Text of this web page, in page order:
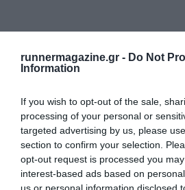
runnermagazine.gr - Do Not
Information
If you wish to opt-out of the sale,
processing of your personal or
targeted advertising by us, please
section to confirm your selection.
opt-out request is processed you
interest-based ads based on
us or personal information disclosed